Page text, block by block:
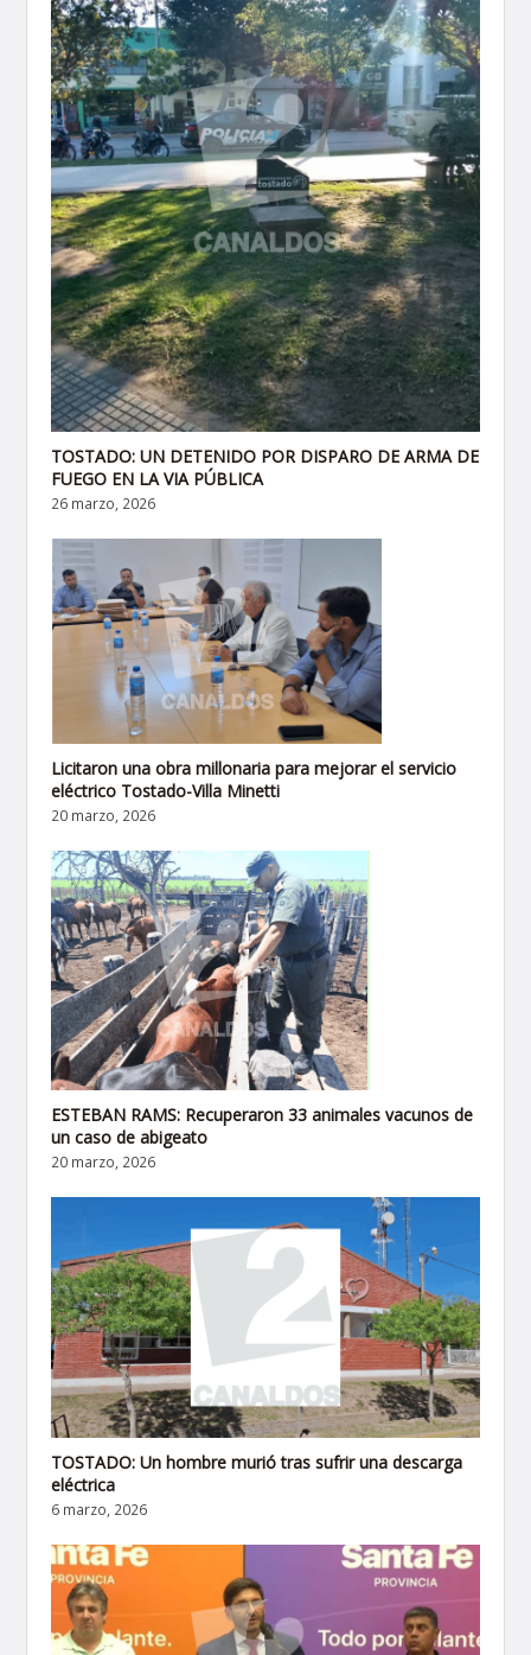
TOSTADO: UN DETENIDO POR DISPARO DE ARMA DE
FUEGO EN LA VIA PÚBLICA
26 marzo, 2026
Licitaron una obra millonaria para mejorar el servicio
eléctrico Tostado-Villa Minetti
20 marzo, 2026
ESTEBAN RAMS: Recuperaron 33 animales vacunos de
un caso de abigeato
20 marzo, 2026
TOSTADO: Un hombre murió tras sufrir una descarga
eléctrica
6 marzo, 2026